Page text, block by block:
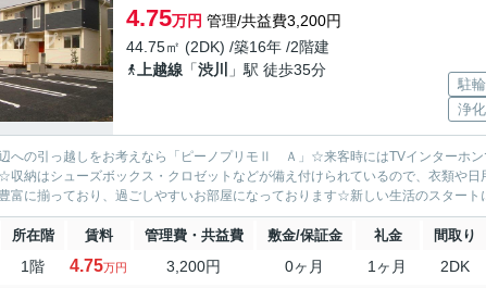
4.75万円 管理/共益費3,200円
44.75㎡ (2DK) /築16年 /2階建
上越線 「渋川 」駅 徒歩35分
駐
浄
への引っ越しをお考えなら「ピーノプリモⅡ Ａ」☆来客時にはTVインターホ
収納はシューズボックス・クロゼットなどが備え付けられているので、衣類や
富に揃っており、過ごしやすいお部屋になっております☆新しい生活のスタート
所在階 賃料 管理費・共益費 敷金/保証金 礼金 間取り
1階 4.75万円 3,200円 0ヶ月 1ヶ月 2DK